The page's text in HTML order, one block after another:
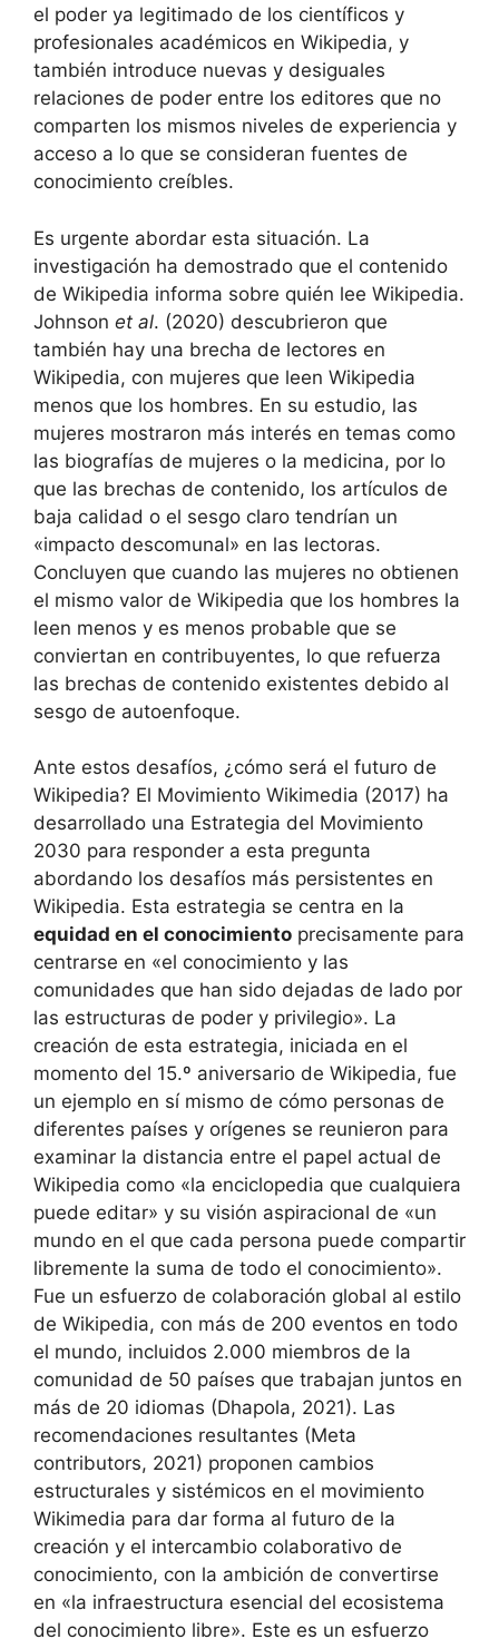
el poder ya legitimado de los científicos y
profesionales académicos en Wikipedia, y
también introduce nuevas y desiguales
relaciones de poder entre los editores que no
comparten los mismos niveles de experiencia y
acceso a lo que se consideran fuentes de
conocimiento creíbles.
Es urgente abordar esta situación. La
investigación ha demostrado que el contenido
de Wikipedia informa sobre quién lee Wikipedia.
Johnson et al. (2020) descubrieron que
también hay una brecha de lectores en
Wikipedia, con mujeres que leen Wikipedia
menos que los hombres. En su estudio, las
mujeres mostraron más interés en temas como
las biografías de mujeres o la medicina, por lo
que las brechas de contenido, los artículos de
baja calidad o el sesgo claro tendrían un
«impacto descomunal» en las lectoras.
Concluyen que cuando las mujeres no obtienen
el mismo valor de Wikipedia que los hombres la
leen menos y es menos probable que se
conviertan en contribuyentes, lo que refuerza
las brechas de contenido existentes debido al
sesgo de autoenfoque.
Ante estos desafíos, ¿cómo será el futuro de
Wikipedia? El Movimiento Wikimedia (2017) ha
desarrollado una Estrategia del Movimiento
2030 para responder a esta pregunta
abordando los desafíos más persistentes en
Wikipedia. Esta estrategia se centra en la
equidad en el conocimiento precisamente para
centrarse en «el conocimiento y las
comunidades que han sido dejadas de lado por
las estructuras de poder y privilegio». La
creación de esta estrategia, iniciada en el
momento del 15.º aniversario de Wikipedia, fue
un ejemplo en sí mismo de cómo personas de
diferentes países y orígenes se reunieron para
examinar la distancia entre el papel actual de
Wikipedia como «la enciclopedia que cualquiera
puede editar» y su visión aspiracional de «un
mundo en el que cada persona puede compartir
libremente la suma de todo el conocimiento».
Fue un esfuerzo de colaboración global al estilo
de Wikipedia, con más de 200 eventos en todo
el mundo, incluidos 2.000 miembros de la
comunidad de 50 países que trabajan juntos en
más de 20 idiomas (Dhapola, 2021). Las
recomendaciones resultantes (Meta
contributors, 2021) proponen cambios
estructurales y sistémicos en el movimiento
Wikimedia para dar forma al futuro de la
creación y el intercambio colaborativo de
conocimiento, con la ambición de convertirse
en «la infraestructura esencial del ecosistema
del conocimiento libre». Este es un esfuerzo